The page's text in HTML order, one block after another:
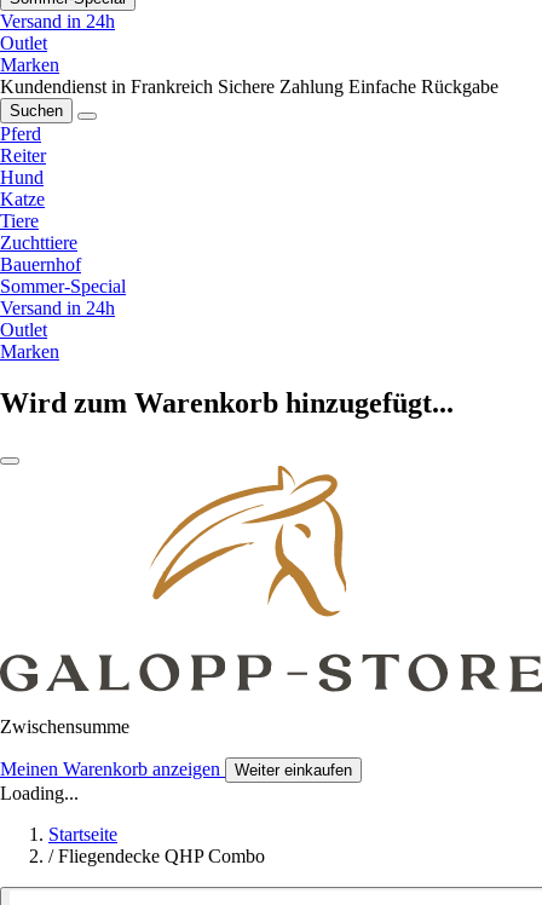
Versand in 24h
Outlet
Marken
Kundendienst in Frankreich Sichere Zahlung Einfache Rückgabe
Suchen
Pferd
Reiter
Hund
Katze
Tiere
Zuchttiere
Bauernhof
Sommer-Special
Versand in 24h
Outlet
Marken
Wird zum Warenkorb hinzugefügt...
Zwischensumme
Meinen Warenkorb anzeigen Weiter einkaufen
Loading...
Startseite
/ Fliegendecke QHP Combo